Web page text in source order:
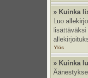
» Kuinka
Luo
Ylös
» Kuinka